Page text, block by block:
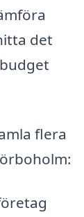
det
flera